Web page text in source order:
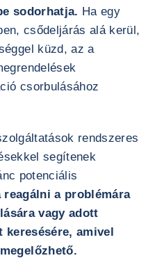
sodorhatja. Ha egy
csődeljárás alá kerül,
küzd, az a
csorbulásához
rendszeres
segítenek
potenciális
reagálni a problémára
vagy adott
keresésére, amivel